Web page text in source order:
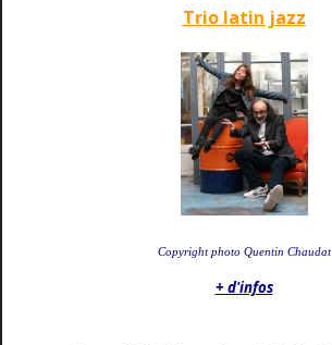
Trio latin jazz
Copyright photo Quentin Chaudat
+ d'infos